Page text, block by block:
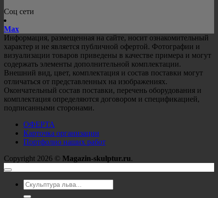
Соц сети
Mах
Информация, размещенная на сайте, носит ознакомительный
характер и не является публичной офертой. Фотографии и
визуализации товаров приведены в качестве примера и могут
содержать элементы дополнительной комплектации.
Внешний вид, цвет, комплектация и состав поставки могут
отличаться от представленных на изображениях.
Окончательный состав поставки, перечень оборудования и
комплектация определяются договором и спецификацией,
подписанными сторонами.
ОФЕРТА
Карточка организации
Портфолио наших работ
Copyright 2026 © Magazin-skulptur.ru.
Искать: